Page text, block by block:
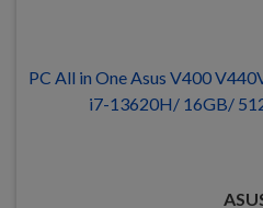
PC All in One Asus V400
i7-13620H/ 16GB/